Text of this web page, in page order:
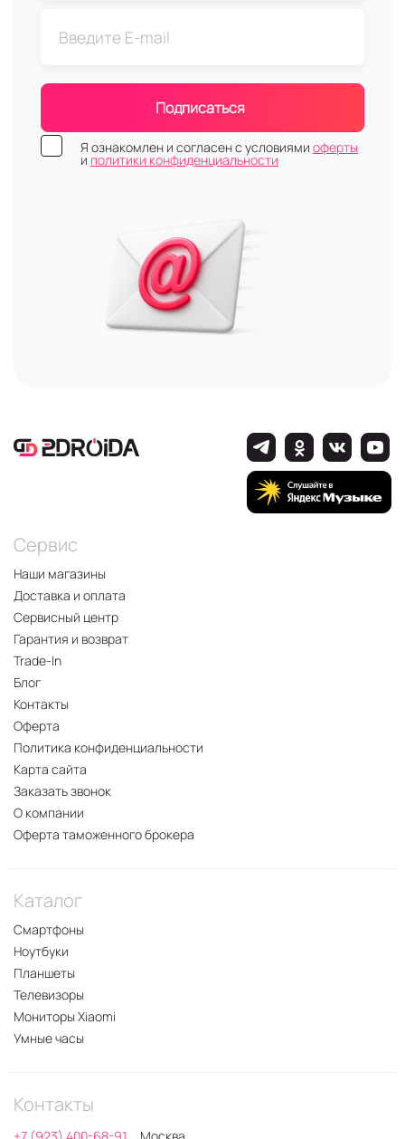
Подписаться
Я ознакомлен и согласен с условиями оферты
и политики конфиденциальности
Сервис
Наши магазины
Доставка и оплата
Сервисный центр
Гарантия и возврат
Trade-In
Блог
Контакты
Оферта
Политика конфиденциальности
Карта сайта
Заказать звонок
О компании
Оферта таможенного брокера
Каталог
Смартфоны
Ноутбуки
Планшеты
Телевизоры
Мониторы Xiaomi
Умные часы
Контакты